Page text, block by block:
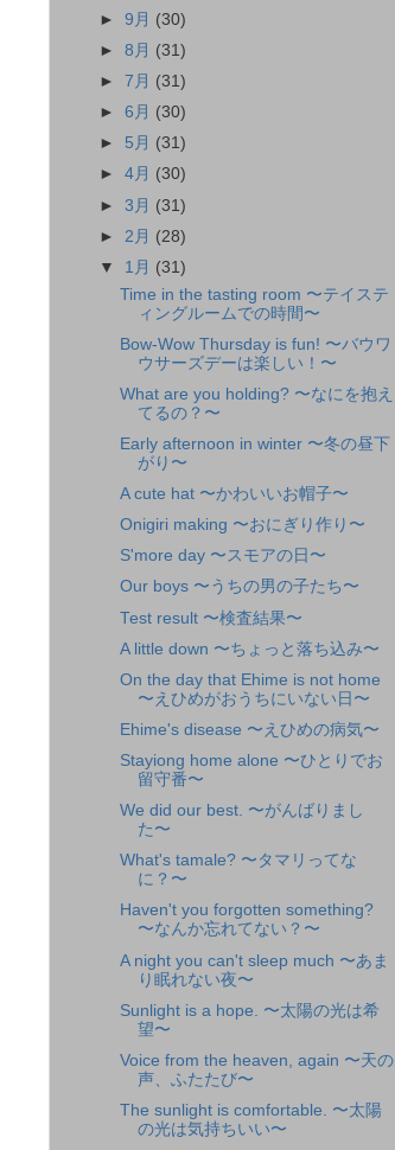
►9月 (30)
►8月 (31)
►7月 (31)
►6月 (30)
► 5月 (31)
►4月 (30)
►3月 (31)
► 2月 (28)
▼ 1月 (31)
Time in the tasting room 〜テイステ
ィングルームでの時間〜
Bow-Wow Thursday is fun! 〜バウワ
ウサーズデーは楽しい！〜
What are you holding? 〜なにを抱え
てるの？〜
Early afternoon in winter 〜冬の昼下
がり〜
A cute hat 〜かわいいお帽子〜
Onigiri making 〜おにぎり作り〜
S'more day 〜スモアの日〜
Our boys 〜うちの男の子たち〜
Test result 〜検査結果〜
A little down 〜ちょっと落ち込み〜
On the day that Ehime is not home
〜えひめがおうちにいない日〜
Ehime's disease 〜えひめの病気〜
Stayiong home alone 〜ひとりでお
留守番〜
We did our best. 〜がんばりまし
た〜
What's tamale? 〜タマリってな
に？〜
Haven't you forgotten something?
〜なんか忘れてない？〜
A night you can't sleep much 〜あま
り眠れない夜〜
Sunlight is a hope. 〜太陽の光は希
望〜
Voice from the heaven, again 〜天の
声、ふたたび〜
The sunlight is comfortable. 〜太陽
の光は気持ちいい〜